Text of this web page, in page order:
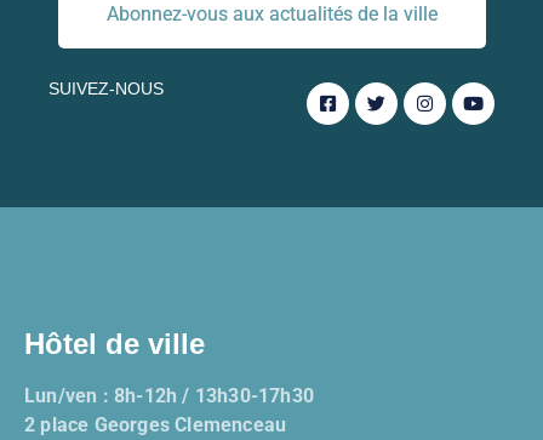
Abonnez-vous aux actualités de la ville
SUIVEZ-NOUS
Hôtel de ville
Lun/ven : 8h-12h / 13h30-17h30
2 place Georges Clemenceau